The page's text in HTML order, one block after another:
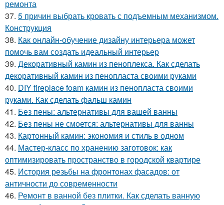
ремонта
37. 5 причин выбрать кровать с подъемным механизмом.
Конструкция
38. Как онлайн-обучение дизайну интерьера может
помочь вам создать идеальный интерьер
39. Декоративный камин из пеноплекса. Как сделать
декоративный камин из пенопласта своими руками
40. DIY fireplace foam камин из пенопласта своими
руками. Как сделать фальш камин
41. Без пены: альтернативы для вашей ванны
42. Без пены не смоется: альтернативы для ванны
43. Картонный камин: экономия и стиль в одном
44. Мастер-класс по хранению заготовок: как
оптимизировать пространство в городской квартире
45. История резьбы на фронтонах фасадов: от
античности до современности
46. Ремонт в ванной без плитки. Как сделать ванную